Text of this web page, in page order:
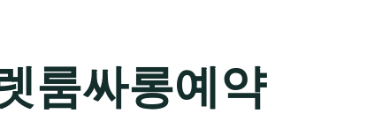
룸싸롱예약